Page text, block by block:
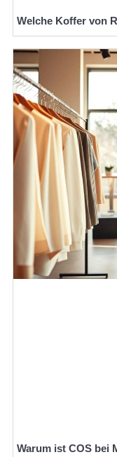
Welche Koffer von
Warum ist COS bei